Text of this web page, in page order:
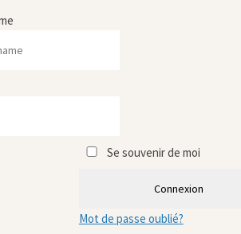
Se souvenir de moi
Connexion
Mot de passe oublié?